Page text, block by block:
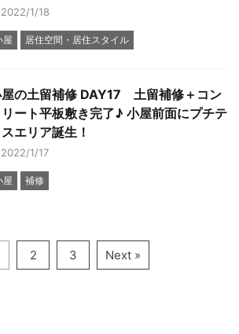
2022/1/18
屋 居住空間・居住スタイル
の土留補修 DAY17 土留補修＋コン
ート平板敷き完了♪ 小屋前面にプチテ
エリア誕生！
2022/1/17
屋 補修
2 3 Next »